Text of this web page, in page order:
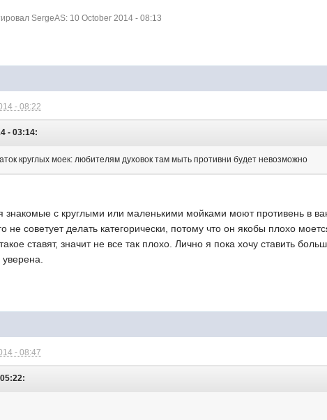
SergeAS: 10 October 2014 - 08:13
- 08:22
- 03:14:
круглых моек: любителям духовок там мыть противни будет невозможно
знакомые с круглыми или маленькими мойками моют противень в
не советует делать категорически, потому что он якобы плохо
ставят, значит не все так плохо. Лично я пока хочу ставить
- 08:47